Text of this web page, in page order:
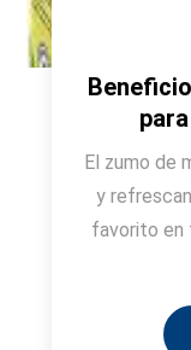
El zumo de
y
favorito en